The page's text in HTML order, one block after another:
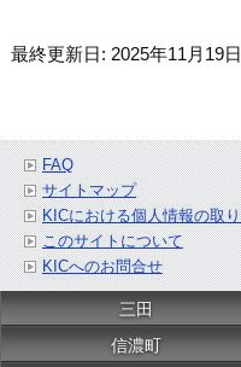
最終更新日: 2025年11月19日
FAQ
サイトマップ
KICにおける個人情報の取
このサイトについて
KICへのお問合せ
三田
信濃町